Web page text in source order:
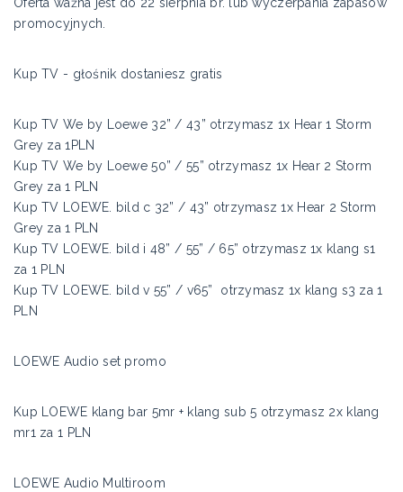
Oferta ważna jest do 22 sierpnia br. lub wyczerpania zapasów
promocyjnych.
Kup TV - głośnik dostaniesz gratis
Kup TV We by Loewe 32” / 43” otrzymasz 1x Hear 1 Storm
Grey za 1PLN
Kup TV We by Loewe 50” / 55” otrzymasz 1x Hear 2 Storm
Grey za 1 PLN
Kup TV LOEWE. bild c 32” / 43” otrzymasz 1x Hear 2 Storm
Grey za 1 PLN
Kup TV LOEWE. bild i 48” / 55” / 65” otrzymasz 1x klang s1
za 1 PLN
Kup TV LOEWE. bild v 55” / v65” otrzymasz 1x klang s3 za 1
PLN
LOEWE Audio set promo
Kup LOEWE klang bar 5mr + klang sub 5 otrzymasz 2x klang
mr1 za 1 PLN
LOEWE Audio Multiroom